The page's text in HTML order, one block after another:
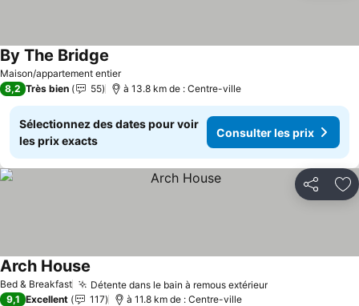
Maison/appartement entier
By The Bridge
8,2 Très bien 55 à 13.8 km de : Centre-ville
Sélectionnez des dates pour voir
les prix exacts
Consulter les prix
Partager
Bed & Breakfast Détente dans le bain à remous extérieurConsulter les
Arch House
9,1 Excellent 117 à 11.8 km de : Centre-ville